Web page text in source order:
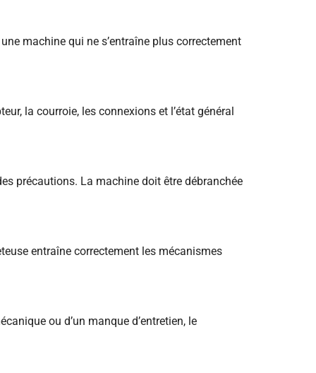
machine qui ne s’entraîne plus correctement
la courroie, les connexions et l’état général
précautions. La machine doit être débranchée
entraîne correctement les mécanismes
ou d’un manque d’entretien, le